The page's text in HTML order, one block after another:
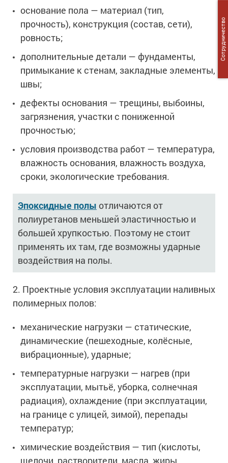
основание пола — материал (тип,
прочность), конструкция (состав, сети),
ровность;
дополнительные детали — фундаменты,
примыкание к стенам, закладные элементы,
швы;
дефекты основания — трещины, выбоины,
загрязнения, участки с пониженной
прочностью;
условия производства работ — температура,
влажность основания, влажность воздуха,
сроки, экологические требования.
Эпоксидные полы отличаются от
полиуретанов меньшей эластичностью и
большей хрупкостью. Поэтому не стоит
применять их там, где возможны ударные
воздействия на полы.
2. Проектные условия эксплуатации наливных
полимерных полов:
механические нагрузки — статические,
динамические (пешеходные, колёсные,
вибрационные), ударные;
температурные нагрузки — нагрев (при
эксплуатации, мытьё, уборка, солнечная
радиация), охлаждение (при эксплуатации,
на границе с улицей, зимой), перепады
температур;
химические воздействия — тип (кислоты,
Сотрудничество